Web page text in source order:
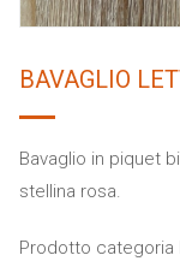
BAVAGLIO
Bavaglio in piquet
stellina rosa.
Prodotto categoria